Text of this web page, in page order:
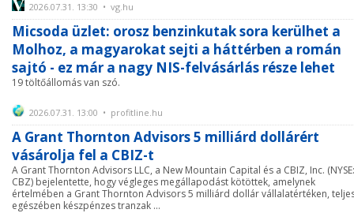
2026.07.31. 13:30 • vg.hu
Micsoda üzlet: orosz benzinkutak sora kerülhet a
Molhoz, a magyarokat sejti a háttérben a román
sajtó - ez már a nagy NIS-felvásárlás része lehet
19 töltőállomás van szó.
2026.07.31. 13:00 • profitline.hu
A Grant Thornton Advisors 5 milliárd dollárért
vásárolja fel a CBIZ-t
A Grant Thornton Advisors LLC, a New Mountain Capital és a CBIZ, Inc. (NYSE:
CBZ) bejelentette, hogy végleges megállapodást kötöttek, amelynek
értelmében a Grant Thornton Advisors 5 milliárd dollár vállalatértéken,
egészében készpénzes tranzak ...